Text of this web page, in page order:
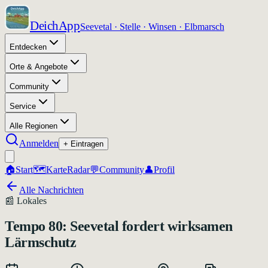
DeichAppSeevetal · Stelle · Winsen · Elbmarsch
Entdecken
Orte & Angebote
Community
Service
Alle Regionen
Anmelden + Eintragen
🏠Start🗺️KarteRadar💬Community👤Profil
Alle Nachrichten
📰 Lokales
Tempo 80: Seevetal fordert wirksamen
Lärmschutz